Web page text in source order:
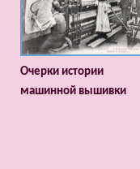
Очерки истории
машинной вышивки